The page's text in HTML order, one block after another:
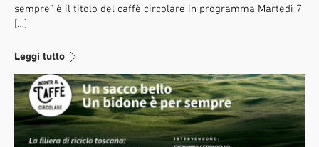
sempre” è il titolo del caffè circolare in programma Martedì 7
[…]
Leggi tutto